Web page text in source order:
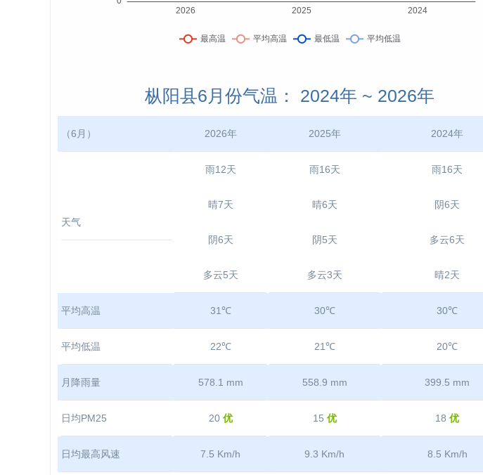
枞阳县6月份气温： 2024年 ~ 2026年
（6月） 2026年 2025年 2024年
天气
雨12天
晴7天
阴6天
多云5天
雨16天
晴6天
阴5天
多云3天
雨16天
阴6天
多云6天
晴2天
平均高温 31℃ 30℃ 30℃
平均低温 22℃ 21℃ 20℃
月降雨量 578.1 mm 558.9 mm 399.5 mm
日均PM25 20 优 15 优 18优
日均最高风速 7.5 Km/h 9.3 Km/h 8.5 Km/h